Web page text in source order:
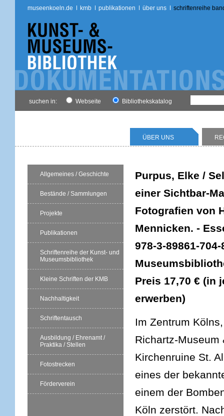
museenkoeln.de kmb publikationen über uns schriftenreihe
suchen in: Webseite Bibliothekskatalog
ÜBER UNS
Allgemeines / Geschichte
Bestände / Sammlungen
Projekte
Publikationen
Schriftenreihe der Kunst- und
Museumsbibliothek
Kleine Schriften der KMB
Nachhaltigkeit
Schriftentausch
Ausbildung / Ehrenamt /
Praktika / Stellen
Fotostrecken
Förderverein
Purpus, Elke /
einer Sichtbar-
Fotografien von
Mennicken. -
978-3-89861-
Preis 17,70 € (in
erwerben)
Im Zentrum
Richartz-Museum
Kirchenruine St.
eines der
einem der
Köln zerstört.